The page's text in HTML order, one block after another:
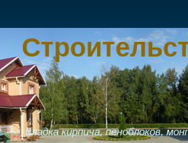
Кладка кирпича, пеноблоков,